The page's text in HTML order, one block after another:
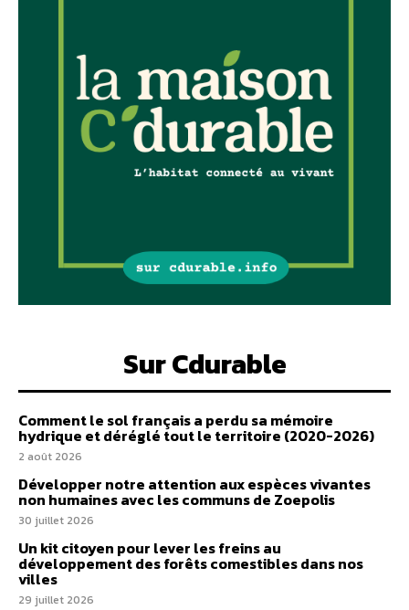
Sur Cdurable
Comment le sol français a perdu sa mémoire
hydrique et déréglé tout le territoire (2020-2026)
2 août 2026
Développer notre attention aux espèces vivantes
non humaines avec les communs de Zoepolis
30 juillet 2026
Un kit citoyen pour lever les freins au
développement des forêts comestibles dans nos
villes
29 juillet 2026